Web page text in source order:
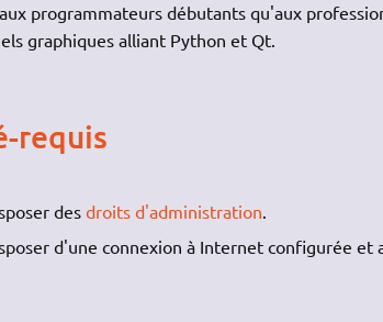
programmateurs débutants qu'aux
graphiques alliant Python et Qt.
requis
desdroits d'administration.
d'une connexion à Internet configurée et